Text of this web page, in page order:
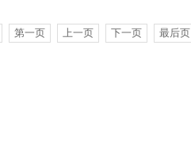
第一页 上一页 下一页 最后页